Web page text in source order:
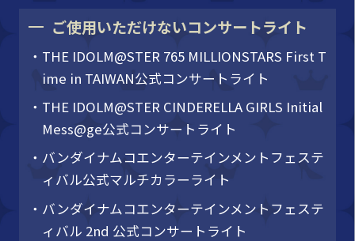
ご使用いただけないコンサートライト
・THE IDOLM@STER 765 MILLIONSTARS First T
ime in TAIWAN公式コンサートライト
・THE IDOLM@STER CINDERELLA GIRLS Initial
Mess@ge公式コンサートライト
・バンダイナムコエンターテインメントフェステ
ィバル公式マルチカラーライト
・バンダイナムコエンターテインメントフェステ
ィバル 2nd 公式コンサートライト